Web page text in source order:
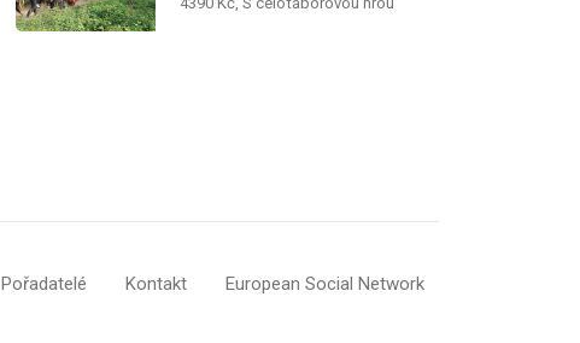
Pořadatelé Kontakt European Social Network